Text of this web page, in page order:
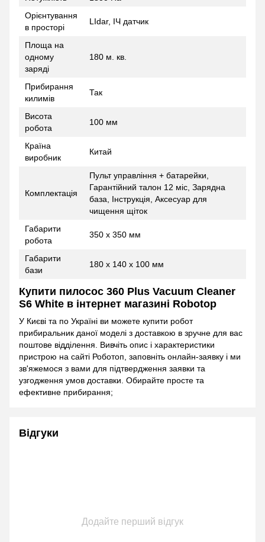
Орієнтування
в просторі
LIdar, ІЧ датчик
Площа на
одному
заряді
180 м. кв.
Прибирання
килимів
Так
Висота
робота
100 мм
Країна
виробник
Китай
Комплектація
Пульт управління + батарейки,
Гарантійний талон 12 міс, Зарядна
база, Інструкція, Аксесуар для
чищення щіток
Габарити
робота
350 х 350 мм
Габарити
бази
180 х 140 х 100 мм
Купити пилосос 360 Plus Vacuum Cleaner
S6 White в інтернет магазині Robotop
У Києві та по Україні ви можете купити робот
прибиральник даної моделі з доставкою в зручне для вас
поштове відділення. Вивчіть опис і характеристики
пристрою на сайті Роботоп, заповніть онлайн-заявку і ми
зв'яжемося з вами для підтвердження заявки та
узгодження умов доставки. Обирайте просте та
ефективне прибирання;
Відгуки
Додайте перший відгук